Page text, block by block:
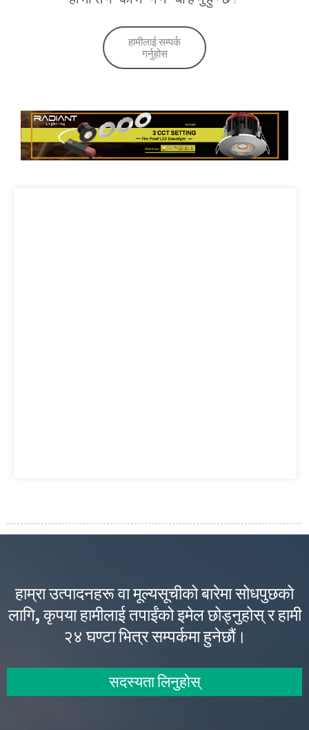
हामीलाई सम्पर्क
गर्नुहोस
हाम्रा उत्पादनहरू वा मूल्यसूचीको बारेमा सोधपुछको
लागि, कृपया हामीलाई तपाईंको इमेल छोड्नुहोस् र हामी
२४ घण्टा भित्र सम्पर्कमा हुनेछौं।
सदस्यता लिनुहोस्